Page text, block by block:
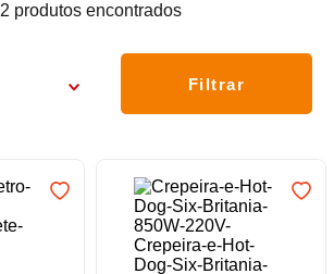
2 produtos
Filtrar